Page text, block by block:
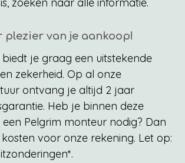
zoeken naar alle informatie.
plezier van je aankoop!
biedt je graag een uitstekende
zekerheid. Op al onze
ontvang je altijd 2 jaar
Heb je binnen deze
Pelgrim monteur nodig? Dan
voor onze rekening. Let op: